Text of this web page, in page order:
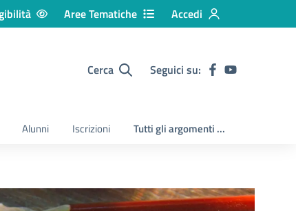
Aree Tematiche Accedi
Cerca Seguici su:
Alunni Iscrizioni Tutti gli argomenti ...